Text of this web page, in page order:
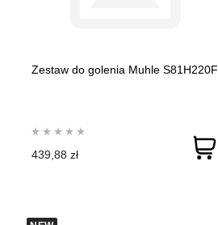
Zestaw do golenia Muhle S81H220F
439,88 zł